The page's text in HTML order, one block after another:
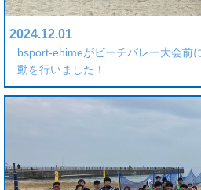
2024.12.01
bsport-ehimeがビーチバレー大会前
動を行いました！